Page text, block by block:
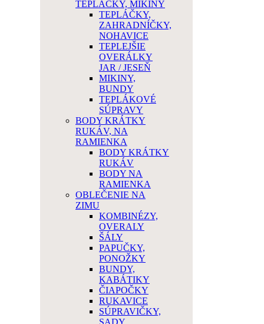
TEPLÁČKY, MIKINY
TEPLÁČKY,
ZAHRADNÍČKY,
NOHAVICE
TEPLEJŠIE
OVERÁLKY
JAR / JESEŇ
MIKINY,
BUNDY
TEPLÁKOVÉ
SÚPRAVY
BODY KRÁTKY
RUKÁV, NA
RAMIENKA
BODY KRÁTKY
RUKÁV
BODY NA
RAMIENKA
OBLEČENIE NA
ZIMU
KOMBINÉZY,
OVERALY
ŠÁLY
PAPUČKY,
PONOŽKY
BUNDY,
KABÁTIKY
ČIAPOČKY
RUKAVICE
SÚPRAVIČKY,
SADY